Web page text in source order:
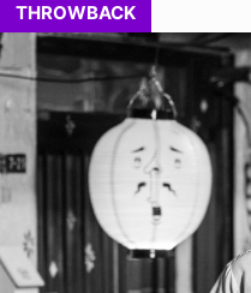
THROWBACK